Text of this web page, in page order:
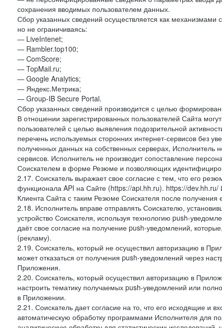
сохранения вводимых пользователем данных.
Сбор указанных сведений осуществляется как
но не ограничиваясь:
— LiveIntenet;
— Rambler.top100;
— ComScore;
— TopMail.ru;
— Google Analytics;
— Яндекс.Метрика;
— Group-IB Secure Portal.
Сбор указанных сведений производится с целью
В отношении зарегистрированных пользователей Сайта
пользователей с целью выявления подозрительной
перечень используемых сторонних интернет-сервисов без
полученных данных на собственных серверах, Исполнитель
сервисов. Исполнитель не производит сопоставление
Соискателем в форме Резюме и позволяющих
2.17. Соискатель выражает свое согласие с тем, что его
функционала API на Сайте (https://api.hh.ru). https://dev.hh.ru/
Клиента Сайта с таким Резюме Соискателя после
2.18. Исполнитель вправе отправлять Соискателю,
устройство Соискателя, используя технологию push-
даёт свое согласие на получение push-уведомлений,
(рекламу).
2.19. Соискатель, который не осуществил авторизацию в
может отказаться от получения push-уведомлений через
Приложения.
2.20. Соискатель, который осуществил авторизацию в
настроить тематику получаемых push-уведомлений или
в Приложении.
2.21. Соискатель дает согласие на то, что его исходящие и
автоматическую обработку программами Исполнителя для